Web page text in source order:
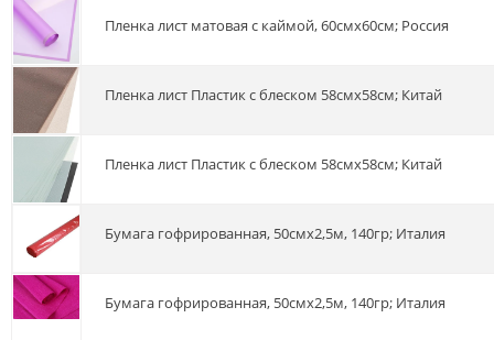
Пленка лист матовая с каймой, 60смх60см; Россия
Пленка лист Пластик с блеском 58смх58см; Китай
Пленка лист Пластик с блеском 58смх58см; Китай
Бумага гофрированная, 50смх2,5м, 140гр; Италия
Бумага гофрированная, 50смх2,5м, 140гр; Италия